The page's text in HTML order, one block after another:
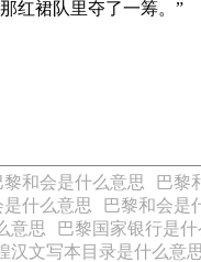
红裙队里夺了一筹。”
黎和会是什么意思
巴黎
是什么意思
巴黎和会是
意思
巴黎国家银行是
汉文写本目录是什么意